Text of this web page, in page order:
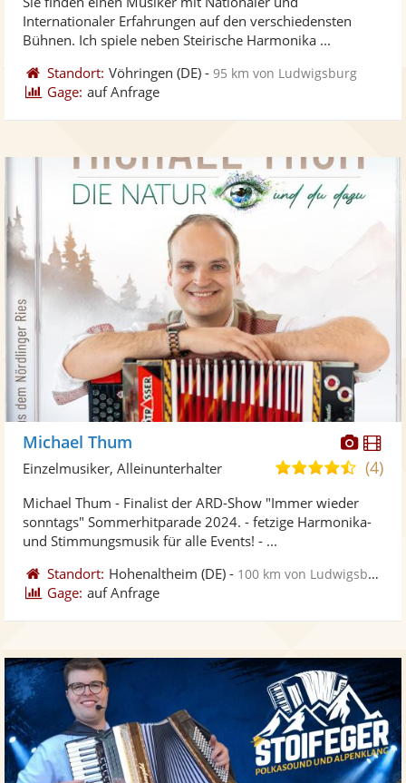
Internationaler Erfahrungen auf den verschiedensten
Bühnen. Ich spiele neben Steirische Harmonika ...
Standort: Vöhringen (DE) -95 km von Ludwigsburg
Gage: auf Anfrage
Michael Thum
4,6
5
(4)
Einzelmusiker, Alleinunterhalter
Michael Thum - Finalist der ARD-Show "Immer wieder
sonntags" Sommerhitparade 2024. - fetzige Harmonika-
und Stimmungsmusik für alle Events! - ...
Standort: Hohenaltheim (DE) - 100 km von Ludwigsburg
Gage: auf Anfrage